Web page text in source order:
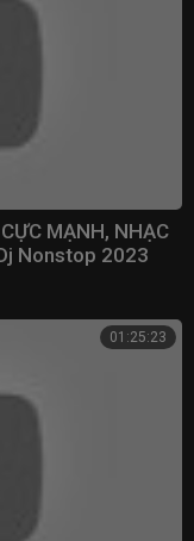
MẠNH, NHẠC
Nonstop 2023
01:25:23